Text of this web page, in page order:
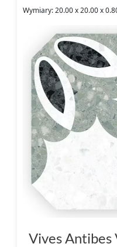
Wymiary: 20.00 x 20.00 x
Vives Antibes